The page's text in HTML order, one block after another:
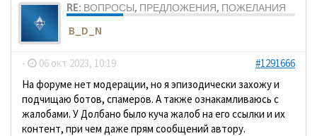
RE: ВОПРОСЫ, ПРЕДЛОЖЕНИЯ, ПОЖЕЛАНИЯ
B_D_N
- 06 окт 2023, 10:19
#1291666
На форуме нет модерации, но я эпизодически захожу и
подчищаю ботов, спамеров. А также ознакамливаюсь с
жалобами. У Долбано было куча жалоб на его ссылки и их
контент, при чем даже прям сообщений автору.